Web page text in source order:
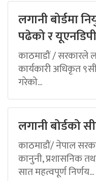
लगानी बोर्डमा
पढेको र
काठमाडौं / सरकारले
कार्यकारी अधिकृत
गरेको...
लगानी बोर्डको
काठमाडौं/ नेपाल
कानुनी, प्रशासनिक
सात महत्वपूर्ण निर्णय...